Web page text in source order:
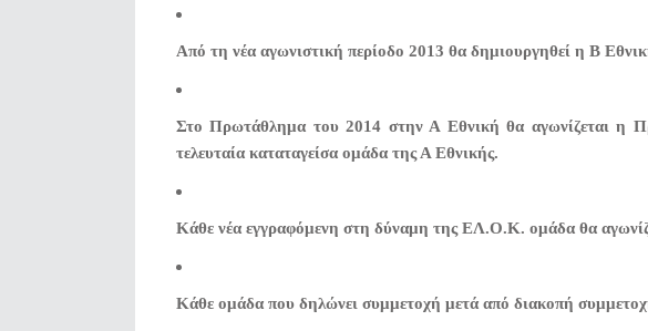
Από τη νέα αγωνιστική περίοδο 2013 θα δημιουργηθεί η Β
Στο Πρωτάθλημα του 2014 στην Α Εθνική θα αγωνίζεται η
τελευταία καταταγείσα ομάδα της Α Εθνικής.
Κάθε νέα εγγραφόμενη στη δύναμη της ΕΛ.Ο.Κ. ομάδα θα
Κάθε ομάδα που δηλώνει συμμετοχή μετά από διακοπή